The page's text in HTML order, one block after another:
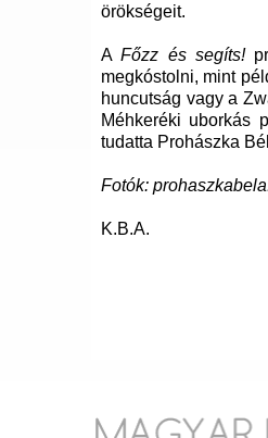
örökségeit.
AFőzz és segíts!
megkóstolni, mint
huncutság vagy a
Méhkeréki uborkás
tudatta Prohászka
Fotók:
K.B.A.